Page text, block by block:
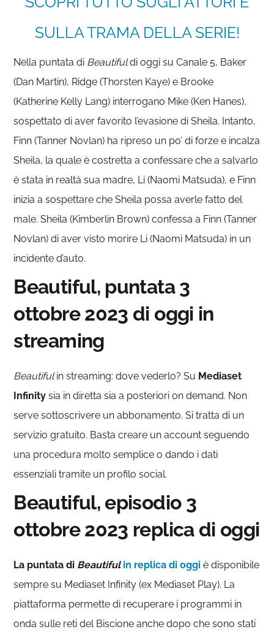
SULLA TRAMA DELLA SERIE!
Nella puntata di Beautifuldi oggi su Canale 5, Baker
(Dan Martin), Ridge (Thorsten Kaye) e Brooke
(Katherine Kelly Lang) interrogano Mike (Ken Hanes),
sospettato di aver favorito l’evasione di Sheila. Intanto,
Finn (Tanner Novlan) ha ripreso un po’ di forze e incalza
Sheila, la quale è costretta a confessare che a salvarlo
è stata in realtà sua madre, Li (Naomi Matsuda), e Finn
inizia a sospettare che Sheila possa averle fatto del
male. Sheila (Kimberlin Brown) confessa a Finn (Tanner
Novlan) di aver visto morire Li (Naomi Matsuda) in un
incidente d’auto.
Beautiful, puntata 3
ottobre 2023 di oggi in
streaming
Beautifulin streaming: dove vederlo? Su Mediaset
Infinity sia in diretta sia a posteriori on demand. Non
serve sottoscrivere un abbonamento. Si tratta di un
servizio gratuito. Basta creare un account seguendo
una procedura molto semplice o dando i dati
essenziali tramite un profilo social.
Beautiful, episodio 3
ottobre 2023 replica di oggi
La puntata di Beautiful in replica di oggi è disponibile
sempre su Mediaset Infinity (ex Mediaset Play). La
piattaforma permette di recuperare i programmi in
onda sulle reti del Biscione anche dopo che sono stati